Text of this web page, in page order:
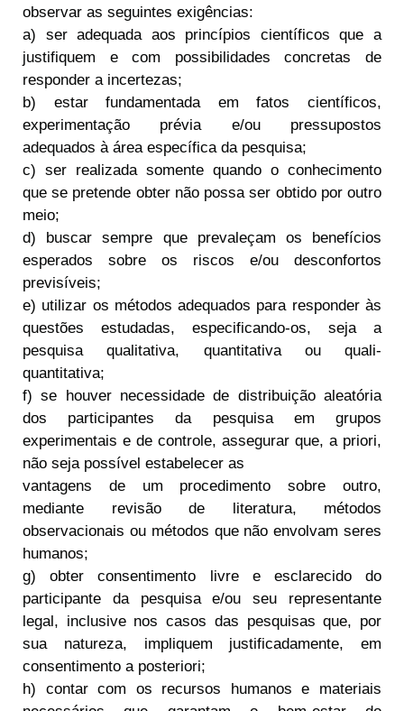
observar as seguintes exigências:
a) ser adequada aos princípios científicos que a
justifiquem e com possibilidades concretas de
responder a incertezas;
b) estar fundamentada em fatos científicos,
experimentação prévia e/ou pressupostos
adequados à área específica da pesquisa;
c) ser realizada somente quando o conhecimento
que se pretende obter não possa ser obtido por outro
meio;
d) buscar sempre que prevaleçam os benefícios
esperados sobre os riscos e/ou desconfortos
previsíveis;
e) utilizar os métodos adequados para responder às
questões estudadas, especificando-os, seja a
pesquisa qualitativa, quantitativa ou quali-
quantitativa;
f) se houver necessidade de distribuição aleatória
dos participantes da pesquisa em grupos
experimentais e de controle, assegurar que, a priori,
não seja possível estabelecer as
vantagens de um procedimento sobre outro,
mediante revisão de literatura, métodos
observacionais ou métodos que não envolvam seres
humanos;
g) obter consentimento livre e esclarecido do
participante da pesquisa e/ou seu representante
legal, inclusive nos casos das pesquisas que, por
sua natureza, impliquem justificadamente, em
consentimento a posteriori;
h) contar com os recursos humanos e materiais